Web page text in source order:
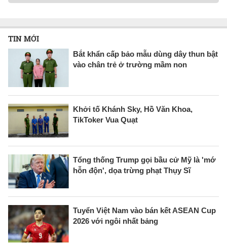
TIN MỚI
Bắt khẩn cấp bảo mẫu dùng dây thun bật
vào chân trẻ ở trường mầm non
Khởi tố Khánh Sky, Hồ Văn Khoa,
TikToker Vua Quạt
Tổng thống Trump gọi bầu cử Mỹ là 'mớ
hỗn độn', dọa trừng phạt Thụy Sĩ
Tuyển Việt Nam vào bán kết ASEAN Cup
2026 với ngôi nhất bảng